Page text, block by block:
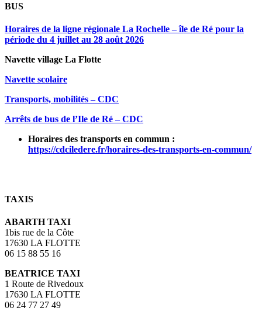
BUS
Horaires de la ligne régionale La Rochelle – île de Ré pour la
période du 4 juillet au 28 août 2026
Navette village La Flotte
Navette scolaire
Transports, mobilités – CDC
Arrêts de bus de l’Ile de Ré – CDC
Horaires des transports en commun :
https://cdciledere.fr/horaires-des-transports-en-commun/
TAXIS
ABARTH TAXI
1bis rue de la Côte
17630 LA FLOTTE
06 15 88 55 16
BEATRICE TAXI
1 Route de Rivedoux
17630 LA FLOTTE
06 24 77 27 49